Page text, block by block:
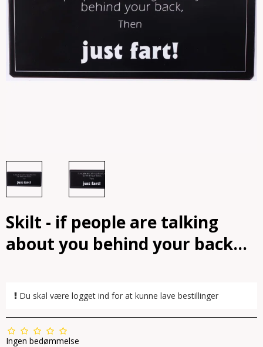
Skilt - if people are talking
about you behind your back...
Du skal være logget ind for at kunne lave bestillinger
Ingen bedømmelse